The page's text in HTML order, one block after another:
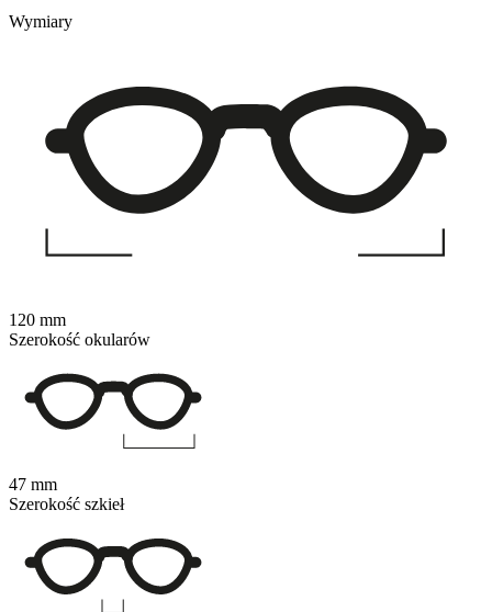
Wymiary
120 mm
Szerokość okularów
47 mm
Szerokość szkieł